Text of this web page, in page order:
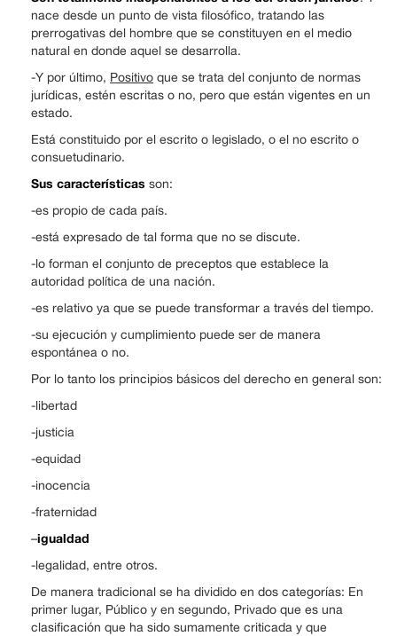
nace desde un punto de vista filosófico, tratando las
prerrogativas del hombre que se constituyen en el medio
natural en donde aquel se desarrolla.
-Y por último, Positivo que se trata del conjunto de normas
jurídicas, estén escritas o no, pero que están vigentes en un
estado.
Está constituido por el escrito o legislado, o el no escrito o
consuetudinario.
Sus características son:
-es propio de cada país.
-está expresado de tal forma que no se discute.
-lo forman el conjunto de preceptos que establece la
autoridad política de una nación.
-es relativo ya que se puede transformar a través del tiempo.
-su ejecución y cumplimiento puede ser de manera
espontánea o no.
Por lo tanto los principios básicos del derecho en general son:
-libertad
-justicia
-equidad
-inocencia
-fraternidad
–igualdad
-legalidad, entre otros.
De manera tradicional se ha dividido en dos categorías: En
primer lugar, Público y en segundo, Privado que es una
clasificación que ha sido sumamente criticada y que